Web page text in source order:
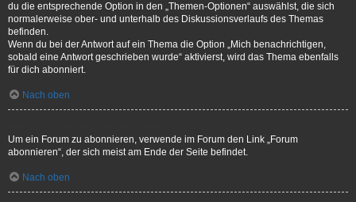
du die entsprechende Option in den „Themen-Optionen“ auswählst, die sich
normalerweise ober- und unterhalb des Diskussionsverlaufs des Themas
befinden.
Wenn du bei der Antwort auf ein Thema die Option „Mich benachrichtigen,
sobald eine Antwort geschrieben wurde“ aktivierst, wird das Thema ebenfalls
für dich abonniert.
Nach oben
Um ein Forum zu abonnieren, verwende im Forum den Link „Forum
abonnieren“, der sich meist am Ende der Seite befindet.
Nach oben